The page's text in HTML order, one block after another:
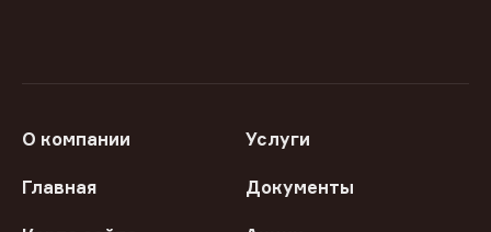
О компании Услуги
Главная Документы